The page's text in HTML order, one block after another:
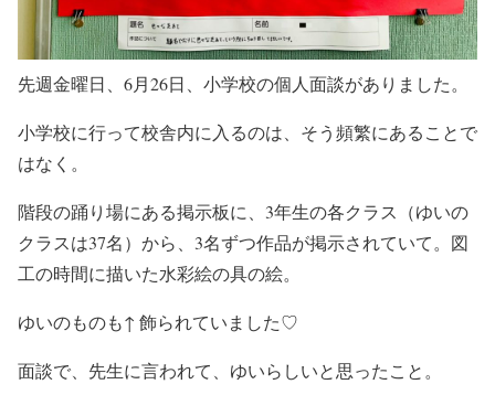
先週金曜日、6月26日、小学校の個人面談がありました。
小学校に行って校舎内に入るのは、そう頻繁にあることで
はなく。
階段の踊り場にある掲示板に、3年生の各クラス（ゆいの
クラスは37名）から、3名ずつ作品が掲示されていて。図
工の時間に描いた水彩絵の具の絵。
ゆいのものも↑ 飾られていました♡
面談で、先生に言われて、ゆいらしいと思ったこと。